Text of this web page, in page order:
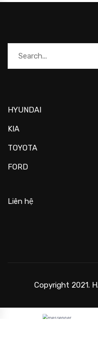
HYUNDAI
KIA
TOYOTA
FORD
Liên hệ
Copyright 2021.